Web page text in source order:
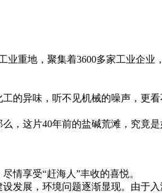
重地，聚集着3600多家工业企业
的异味，听不见机械的噪声，更看
，这片40年前的盐碱荒滩，究竟
情享受“赶海人”丰收的喜悦。
发展，环境问题逐渐显现。由于